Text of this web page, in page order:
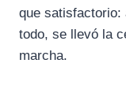
que satisfactorio:
todo, se llevó la
marcha.